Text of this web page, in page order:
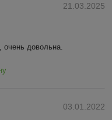
21.03.2025
очень довольна.
03.01.2022